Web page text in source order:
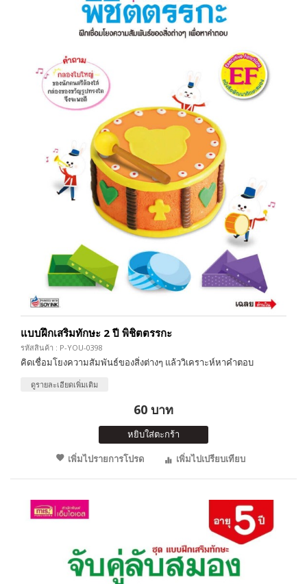
แบบฝึกเสริมทักษะ 2 ปี พิชิตตรรกะ
รหัสสินค้า : P-YOU-0398
คิดเชื่อมโยงความสัมพันธ์ของสิ่งต่างๆ แล้ววิเคราะห์หาคำตอบ
ดูรายละเอียดเพิ่มเติม
60 บาท
หยิบใส่ตะกร้า
เพิ่มไปรายการโปรด
เพิ่มไปเปรียบเทียบ